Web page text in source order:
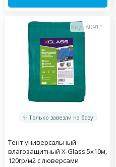
Код: 80911
✨ Только завезли на базу
Тент универсальный
влагозащитный X-Glass 5х10м,
120гр/м2 c люверсами